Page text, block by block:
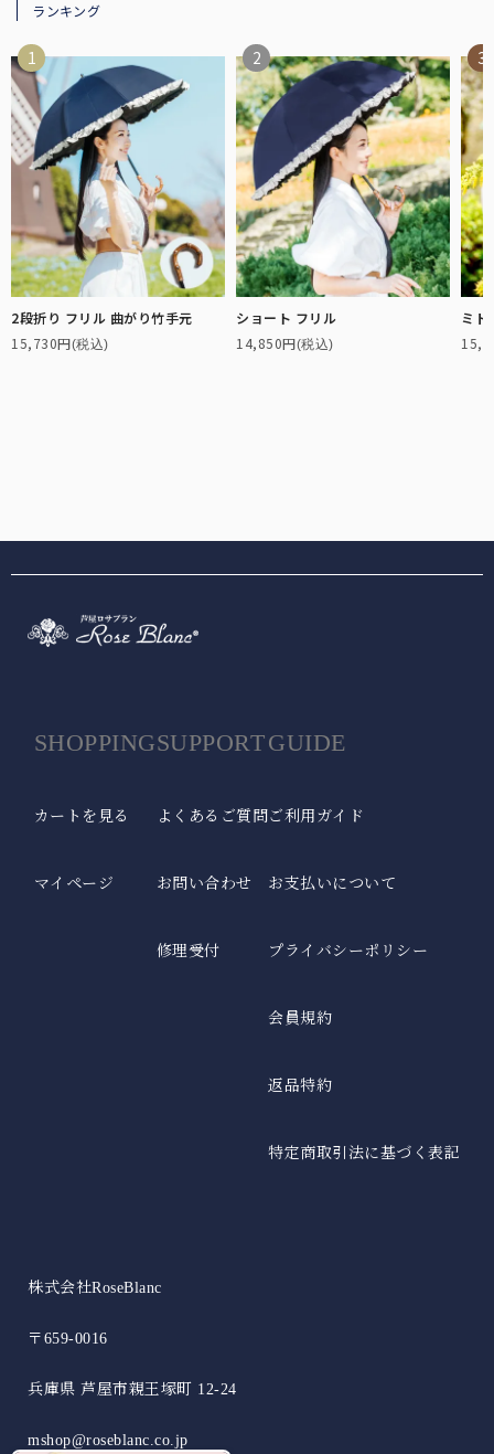
ランキング
2段折り フリル 曲がり竹手元
15,730円(税込)
ショート フリル
14,850円(税込)
ミド
SHOPPING
カートを見る
マイページ
SUPPORT
よくあるご質問
お問い合わせ
修理受付
GUIDE
ご利用ガイド
お支払いについて
プライバシーポリシー
会員規約
返品特約
特定商取引法に基づく表記
株式会社RoseBlanc
〒659-0016
兵庫県 芦屋市親王塚町 12-24
mshop@roseblanc.co.jp